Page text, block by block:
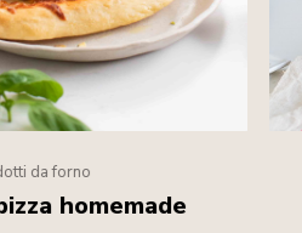
da forno
homemade